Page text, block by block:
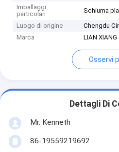
Imballaggi
particolari
Schiuma
Luogo di origine
Chengdu
Marca
LIAN XIANG
Osservi
Dettagli Di
Mr. Kenneth
86-19559219692